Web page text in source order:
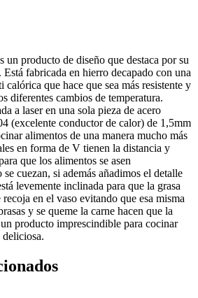
un producto de diseño que destaca por su
fabricada en hierro decapado con una
calórica que hace que sea más resistente y
diferentes cambios de temperatura.
a laser en una sola pieza de acero
(excelente conductor de calor) de 1,5mm
alimentos de una manera mucho más
en forma de V tienen la distancia y
que los alimentos se asen
cuezan, si además añadimos el detalle
levemente inclinada para que la grasa
en el vaso evitando que esa misma
y se queme la carne hacen que la
producto imprescindible para cocinar
deliciosa.